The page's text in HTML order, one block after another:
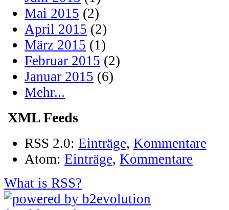
Mai 2015 (2)
April 2015 (2)
März 2015 (1)
Februar 2015 (2)
Januar 2015 (6)
Mehr...
XML Feeds
RSS 2.0: Einträge, Kommentare
Atom: Einträge, Kommentare
What is RSS?